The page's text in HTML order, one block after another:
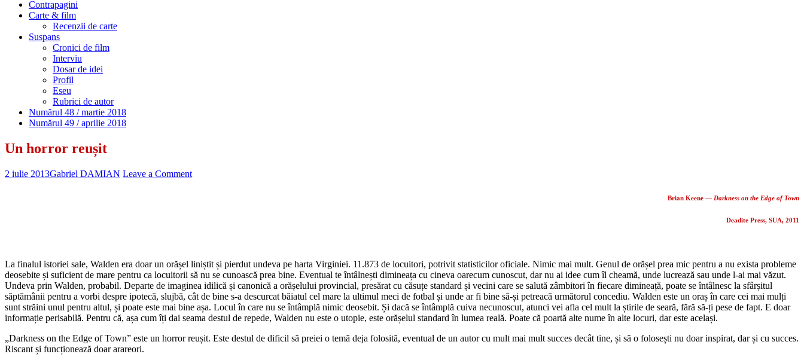
Contrapagini
Carte & film
Recenzii de carte
Suspans
Cronici de film
Interviu
Dosar de idei
Profil
Eseu
Rubrici de autor
Numărul 48 / martie 2018
Numărul 49 / aprilie 2018
Un horror reușit
2 iulie 2013Gabriel DAMIAN Leave a Comment
Brian Keene ― Darkness on the Edge of Town
Deadite Press, SUA, 2011
La finalul istoriei sale, Walden era doar un orășel liniștit și pierdut undeva pe harta Virginiei. 11.873 de locuitori, potrivit statisticilor oficiale. Nimic mai mult. Genul de orășel prea mic pentru a nu exista probleme
deosebite și suficient de mare pentru ca locuitorii să nu se cunoască prea bine. Eventual te întâlnești dimineața cu cineva oarecum cunoscut, dar nu ai idee cum îl cheamă, unde lucrează sau unde l-ai mai văzut.
Undeva prin Walden, probabil. Departe de imaginea idilică și canonică a orășelului provincial, presărat cu căsuțe standard și vecini care se salută zâmbitori în fiecare dimineață, poate se întâlnesc la sfârșitul
săptămânii pentru a vorbi despre ipotecă, slujbă, cât de bine s-a descurcat băiatul cel mare la ultimul meci de fotbal și unde ar fi bine să-și petreacă următorul concediu. Walden este un oraș în care cei mai mulți
sunt străini unul pentru altul, și poate este mai bine așa. Locul în care nu se întâmplă nimic deosebit. Și dacă se întâmplă cuiva necunoscut, atunci vei afla cel mult la știrile de seară, fără să-ți pese de fapt. E doar
informație perisabilă. Pentru că, așa cum îți dai seama destul de repede, Walden nu este o utopie, este orășelul standard în lumea reală. Poate că poartă alte nume în alte locuri, dar este același.
„Darkness on the Edge of Town” este un horror reușit. Este destul de dificil să preiei o temă deja folosită, eventual de un autor cu mult mai mult succes decât tine, și să o folosești nu doar inspirat, dar și cu succes.
Riscant și funcționează doar arareori.